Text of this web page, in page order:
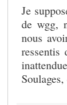
Je
de wgg,
nous
ressentis